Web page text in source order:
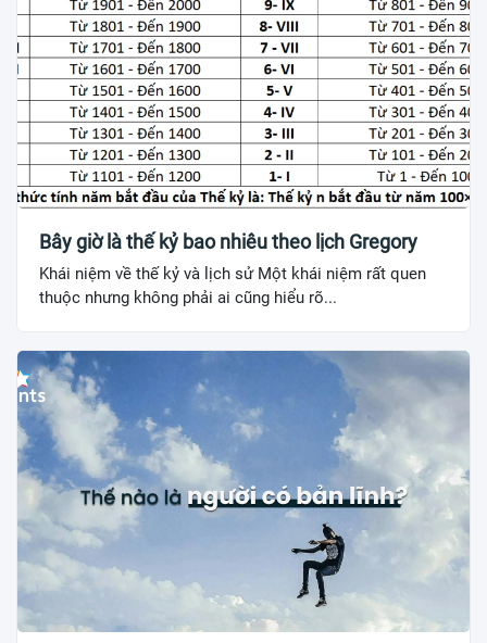
Bây giờ là thế kỷ bao nhiêu theo lịch Gregory
Khái niệm về thế kỷ và lịch sử Một khái niệm rất quen
thuộc nhưng không phải ai cũng hiểu rõ...